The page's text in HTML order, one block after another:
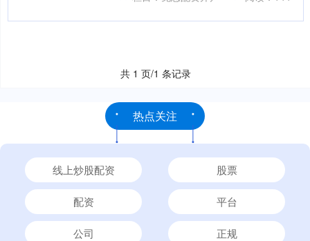
益：**由于杠杆....
共 1 页/1 条记录
热点关注
线上炒股配资 股票
配资 平台
公司 正规